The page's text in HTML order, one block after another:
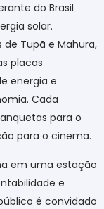
do Brasil
solar.
de Tupã e Mahura,
placas
energia e
Cada
para o
para o cinema.
em uma estação
e
é convidado